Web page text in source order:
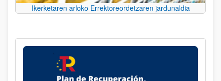
Ikerketaren arloko Errektoreordetzaren jardunaldia